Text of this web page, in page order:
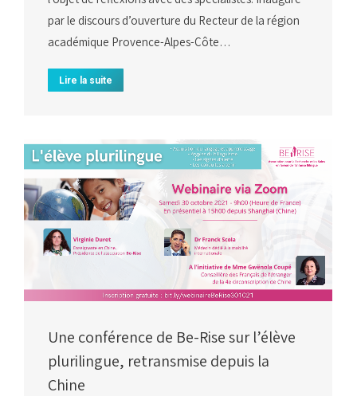
par le discours d’ouverture du Recteur de la région
académique Provence-Alpes-Côte…
Lire la suite
Une conférence de Be-Rise sur l’élève
plurilingue, retransmise depuis la
Chine